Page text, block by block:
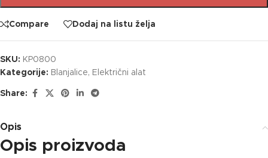
Compare Dodaj na listu želja
SKU: KP0800
Kategorije: Blanjalice, Električni alat
Share:
Opis
Opis proizvoda